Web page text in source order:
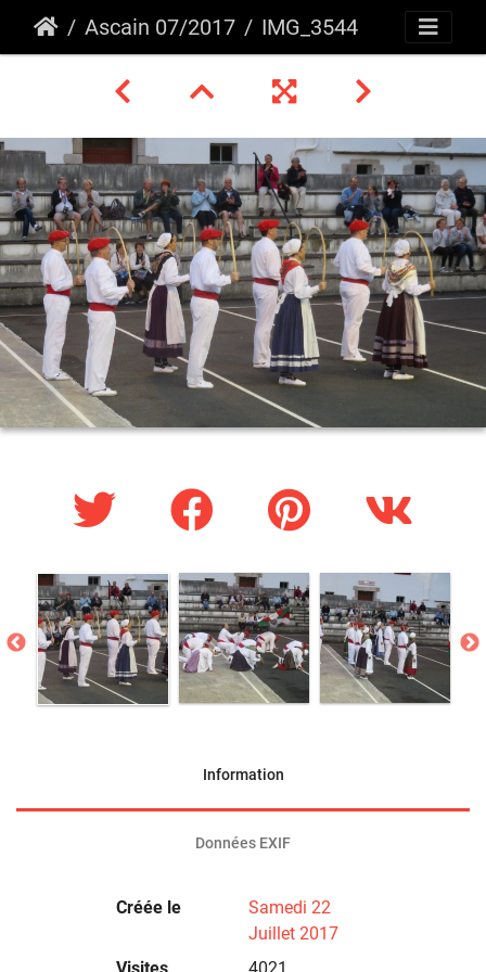
Ascain 07/2017 IMG_3544
Information
Données EXIF
Créée le
Samedi 22
Juillet 2017